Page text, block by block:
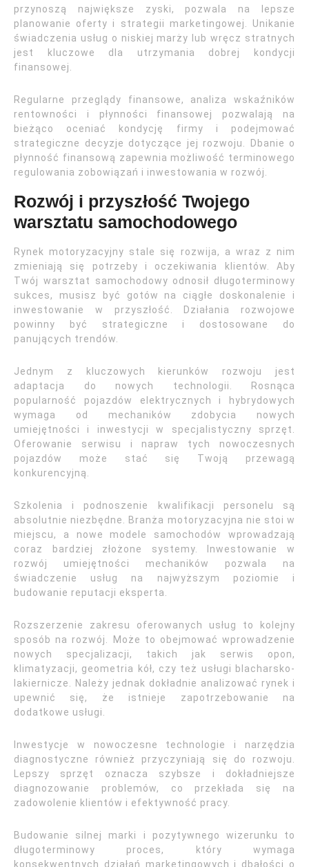
przynoszą największe zyski, pozwala na lepsze
planowanie oferty i strategii marketingowej. Unikanie
świadczenia usług o niskiej marży lub wręcz stratnych
jest kluczowe dla utrzymania dobrej kondycji
finansowej.
Regularne przeglądy finansowe, analiza wskaźników
rentowności i płynności finansowej pozwalają na
bieżąco oceniać kondycję firmy i podejmować
strategiczne decyzje dotyczące jej rozwoju. Dbanie o
płynność finansową zapewnia możliwość terminowego
regulowania zobowiązań i inwestowania w rozwój.
Rozwój i przyszłość Twojego
warsztatu samochodowego
Rynek motoryzacyjny stale się rozwija, a wraz z nim
zmieniają się potrzeby i oczekiwania klientów. Aby
Twój warsztat samochodowy odnosił długoterminowy
sukces, musisz być gotów na ciągłe doskonalenie i
inwestowanie w przyszłość. Działania rozwojowe
powinny być strategiczne i dostosowane do
panujących trendów.
Jednym z kluczowych kierunków rozwoju jest
adaptacja do nowych technologii. Rosnąca
popularność pojazdów elektrycznych i hybrydowych
wymaga od mechaników zdobycia nowych
umiejętności i inwestycji w specjalistyczny sprzęt.
Oferowanie serwisu i napraw tych nowoczesnych
pojazdów może stać się Twoją przewagą
konkurencyjną.
Szkolenia i podnoszenie kwalifikacji personelu są
absolutnie niezbędne. Branża motoryzacyjna nie stoi w
miejscu, a nowe modele samochodów wprowadzają
coraz bardziej złożone systemy. Inwestowanie w
rozwój umiejętności mechaników pozwala na
świadczenie usług na najwyższym poziomie i
budowanie reputacji eksperta.
Rozszerzenie zakresu oferowanych usług to kolejny
sposób na rozwój. Może to obejmować wprowadzenie
nowych specjalizacji, takich jak serwis opon,
klimatyzacji, geometria kół, czy też usługi blacharsko-
lakiernicze. Należy jednak dokładnie analizować rynek i
upewnić się, że istnieje zapotrzebowanie na
dodatkowe usługi.
Inwestycje w nowoczesne technologie i narzędzia
diagnostyczne również przyczyniają się do rozwoju.
Lepszy sprzęt oznacza szybsze i dokładniejsze
diagnozowanie problemów, co przekłada się na
zadowolenie klientów i efektywność pracy.
Budowanie silnej marki i pozytywnego wizerunku to
długoterminowy proces, który wymaga
konsekwentnych działań marketingowych i dbałości o